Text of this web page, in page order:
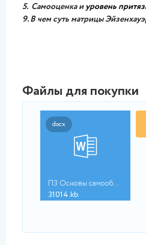
5. Самооценка иуровень
9.В чем суть матрицы
Файлы для покупки
docx
ПЗ Основы самообразо...
31014.kb